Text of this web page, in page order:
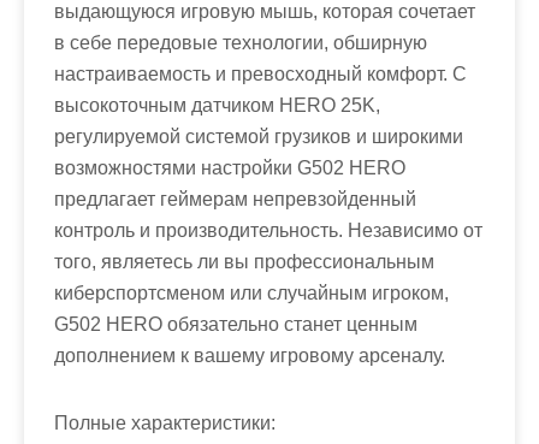
выдающуюся игровую мышь, которая сочетает
в себе передовые технологии, обширную
настраиваемость и превосходный комфорт. С
высокоточным датчиком HERO 25K,
регулируемой системой грузиков и широкими
возможностями настройки G502 HERO
предлагает геймерам непревзойденный
контроль и производительность. Независимо от
того, являетесь ли вы профессиональным
киберспортсменом или случайным игроком,
G502 HERO обязательно станет ценным
дополнением к вашему игровому арсеналу.
Полные характеристики: